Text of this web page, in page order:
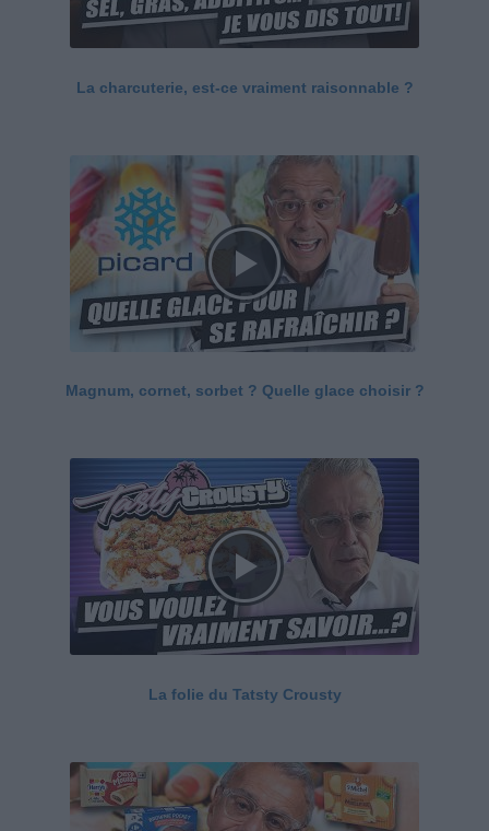
La charcuterie, est-ce vraiment raisonnable ?
Magnum, cornet, sorbet ? Quelle glace choisir ?
La folie du Tatsty Crousty